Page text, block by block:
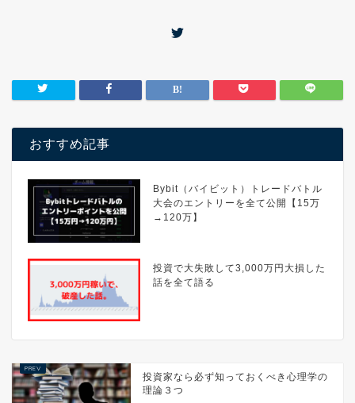
おすすめ記事
Bybit（バイビット）トレードバトル
大会のエントリーを全て公開【15万
→120万】
投資で大失敗して3,000万円大損した
話を全て語る
投資家なら必ず知っておくべき心理学の
理論３つ